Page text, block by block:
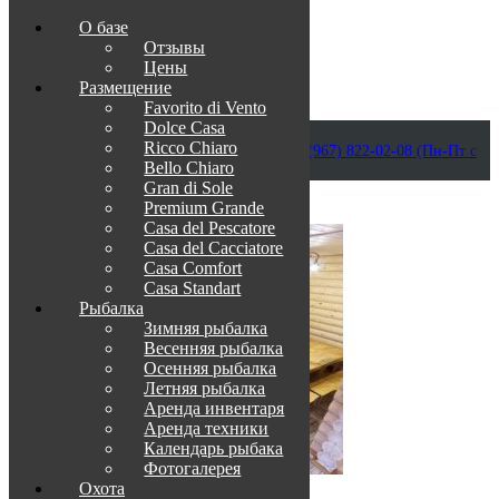
Приветствуем в Венеции на Каспии!
info@otdih-v-astrakhani.ru Как нас найти
+7 (967) 822-02-08 (Пн-Пт с
09:00 до 18:00)
Забронировать
О базе
Отзывы
Цены
Размещение
Favorito di Vento
Dolce Casa
Ricco Chiaro
Bello Chiaro
Gran di Sole
Premium Grande
Casa del Pescatore
Casa del Cacсiatore
Casa Comfort
Casa Standart
Рыбалка
Зимняя рыбалка
Весенняя рыбалка
Осенняя рыбалка
Летняя рыбалка
Аренда инвентаря
Аренда техники
Календарь рыбака
Фотогалерея
Охота